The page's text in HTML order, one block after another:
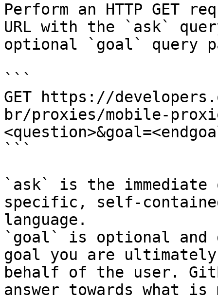
Perform an HTTP GET
URL with the `ask`
optional `goal` query
```
GET https://
br/proxies/mobile-
```
`ask` is the
specific, self-
language.
`goal` is optional and
goal you are
behalf of the user.
answer towards what